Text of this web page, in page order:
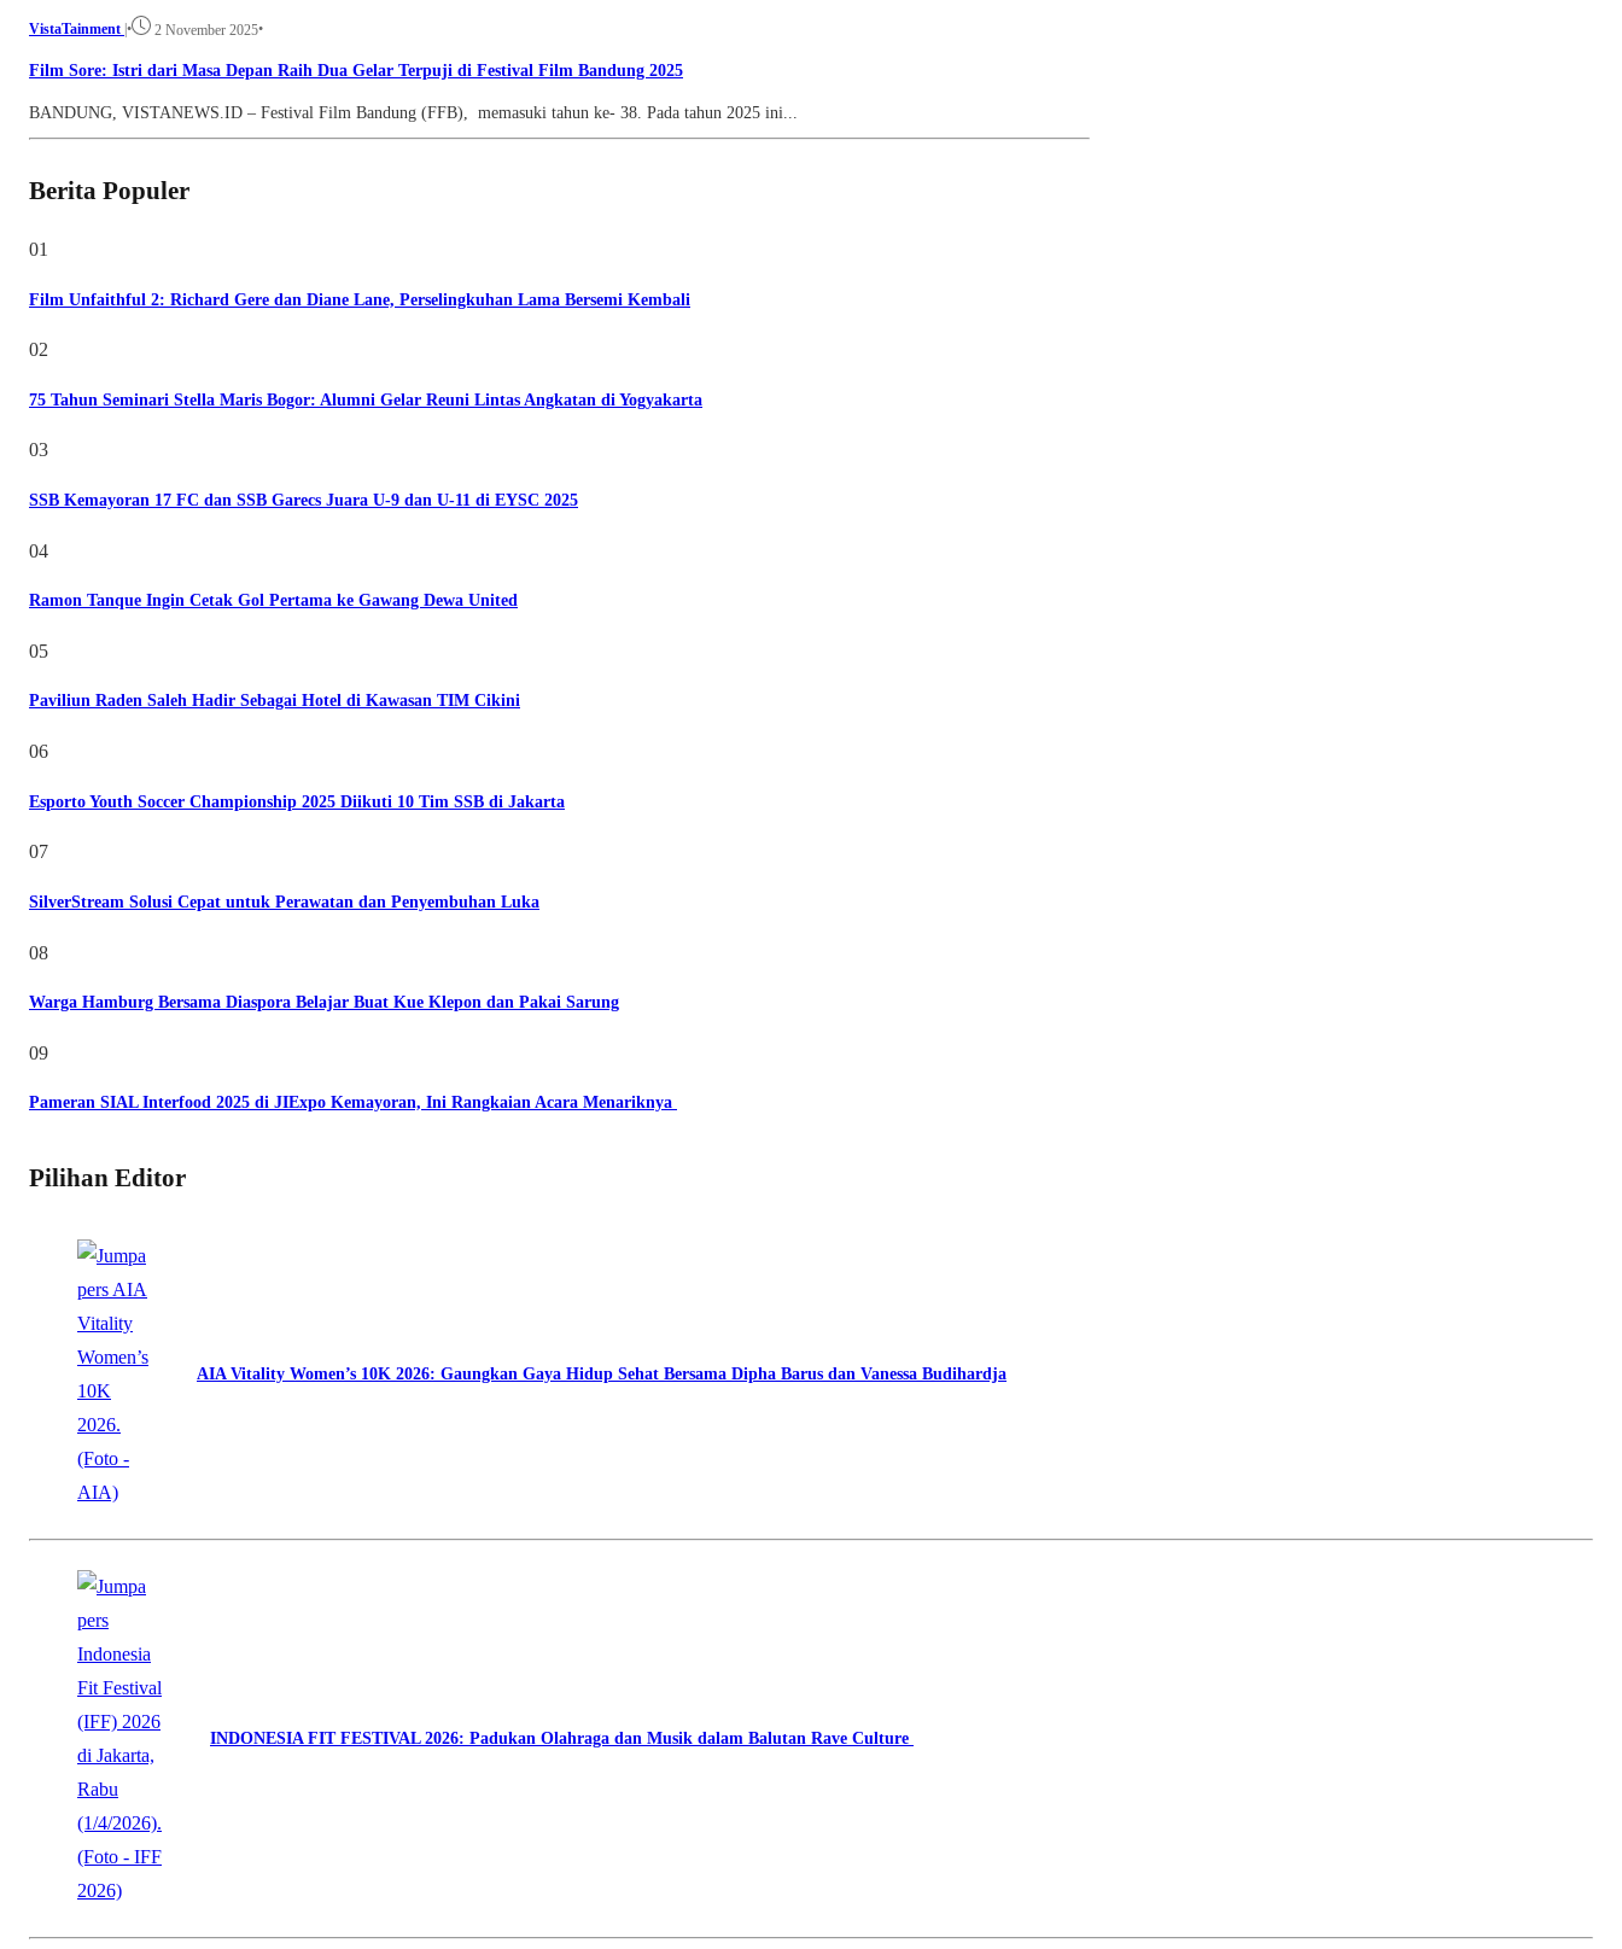
VistaTainment • 2 November 2025•
Film Sore: Istri dari Masa Depan Raih Dua Gelar Terpuji di Festival Film Bandung 2025
BANDUNG, VISTANEWS.ID – Festival Film Bandung (FFB), memasuki tahun ke- 38. Pada tahun 2025 ini...
Berita Populer
01
Film Unfaithful 2: Richard Gere dan Diane Lane, Perselingkuhan Lama Bersemi Kembali
02
75 Tahun Seminari Stella Maris Bogor: Alumni Gelar Reuni Lintas Angkatan di Yogyakarta
03
SSB Kemayoran 17 FC dan SSB Garecs Juara U-9 dan U-11 di EYSC 2025
04
Ramon Tanque Ingin Cetak Gol Pertama ke Gawang Dewa United
05
Paviliun Raden Saleh Hadir Sebagai Hotel di Kawasan TIM Cikini
06
Esporto Youth Soccer Championship 2025 Diikuti 10 Tim SSB di Jakarta
07
SilverStream Solusi Cepat untuk Perawatan dan Penyembuhan Luka
08
Warga Hamburg Bersama Diaspora Belajar Buat Kue Klepon dan Pakai Sarung
09
Pameran SIAL Interfood 2025 di JIExpo Kemayoran, Ini Rangkaian Acara Menariknya
Pilihan Editor
AIA Vitality Women’s 10K 2026: Gaungkan Gaya Hidup Sehat Bersama Dipha Barus dan Vanessa Budihardja
INDONESIA FIT FESTIVAL 2026: Padukan Olahraga dan Musik dalam Balutan Rave Culture